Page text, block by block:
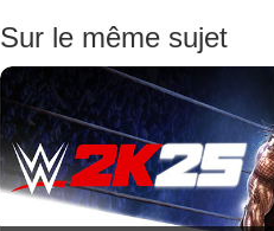
Sur le même sujet